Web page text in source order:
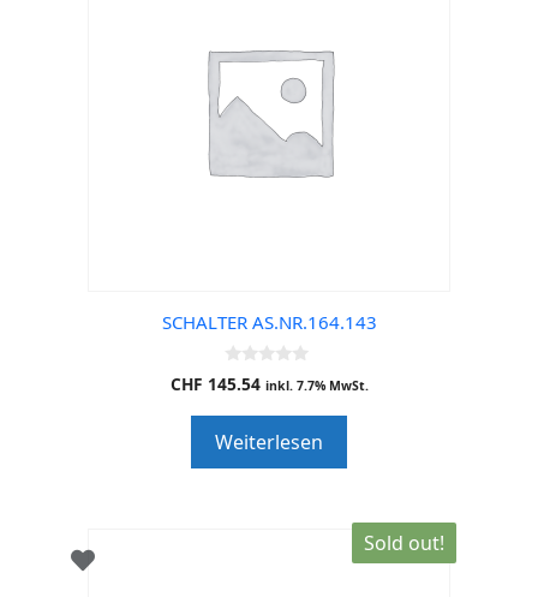
SCHALTER AS.NR.164.143
0
o
o
f
5
CHF 145.54 inkl. 7.7% MwSt.
Weiterlesen
Sold out!